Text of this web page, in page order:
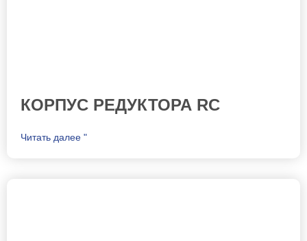
КОРПУС РЕДУКТОРА RC
Читать далее "